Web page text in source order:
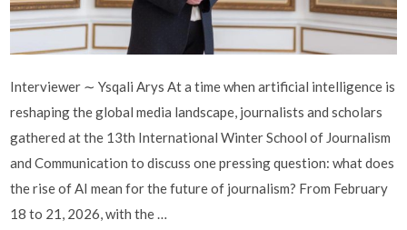
Interviewer ∼ Ysqali Arys At a time when artificial intelligence is
reshaping the global media landscape, journalists and scholars
gathered at the 13th International Winter School of Journalism
and Communication to discuss one pressing question: what does
the rise of AI mean for the future of journalism? From February
18 to 21, 2026, with the …